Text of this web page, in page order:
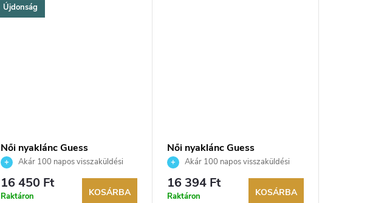
Újdonság
Női nyaklánc Guess
JUBN03398JWRHT
Akár 100 napos visszaküldési
lehetőség. Hivatalos márkakereskedő.
16 450 Ft
Raktáron KOSÁRBA
Női nyaklánc Guess
JUBN03041JWYGWHT
Akár 100 napos visszaküldési
lehetőség. Hivatalos márkakereskedő.
16 394 Ft
Raktáron KOSÁRBA